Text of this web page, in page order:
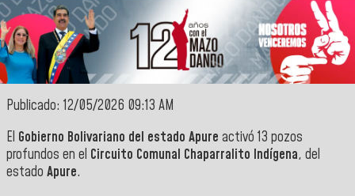
Publicado: 12/05/2026 09:13 AM
El Gobierno Bolivariano del estado Apure activó 13 pozos
profundos en el Circuito Comunal Chaparralito Indígena, del
estado Apure.